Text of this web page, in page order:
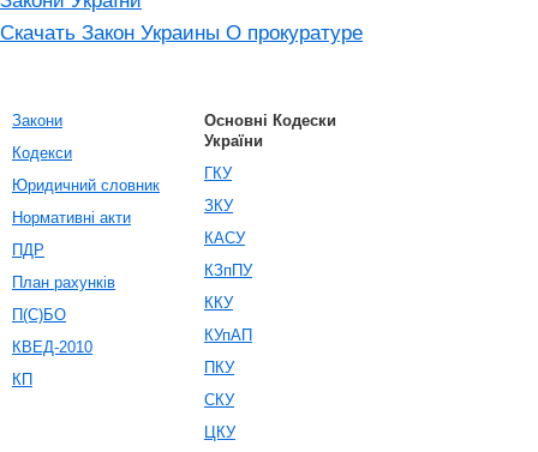
Скачать Закон Украины О прокуратуре
Закони
Кодекси
Юридичний словник
Нормативні акти
ПДР
План рахунків
П(С)БО
КВЕД-2010
КП
Основні Кодески
України
ГКУ
ЗКУ
КАСУ
КЗпПУ
ККУ
КУпАП
ПКУ
СКУ
ЦКУ